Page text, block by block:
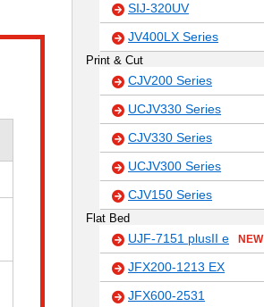
SIJ-320UV
JV400LX Series
Print & Cut
CJV200 Series
UCJV330 Series
CJV330 Series
UCJV300 Series
CJV150 Series
Flat Bed
UJF-7151 plusII e NEW
JFX200-1213 EX
JFX600-2531